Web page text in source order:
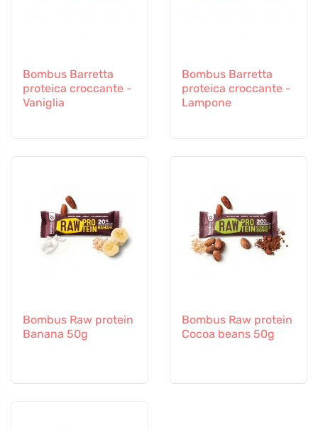
Bombus Barretta
proteica croccante -
Vaniglia
Bombus Barretta
proteica croccante -
Lampone
Bombus Raw protein
Banana 50g
Bombus Raw protein
Cocoa beans 50g